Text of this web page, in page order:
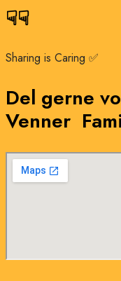
☟☟
Sharing is Caring​ ✅
Del gerne
Venner